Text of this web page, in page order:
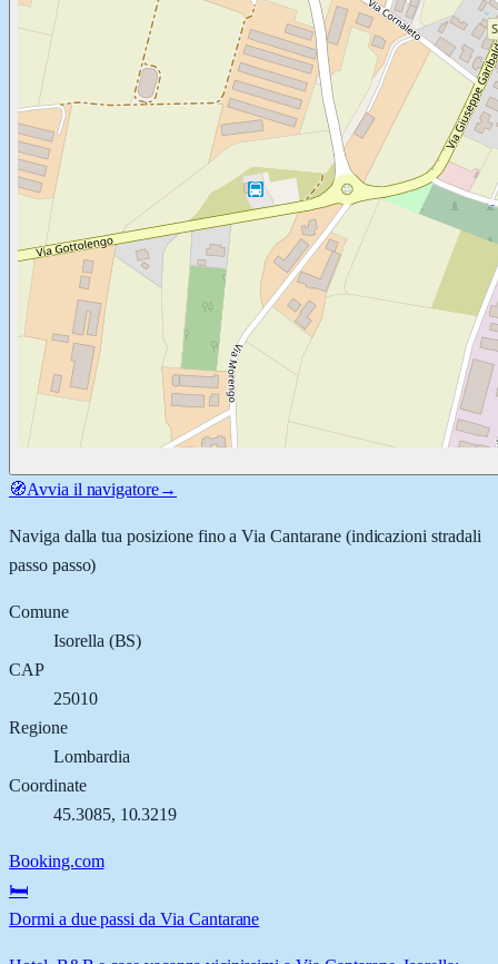
🧭Avvia il navigatore→
Naviga dalla tua posizione fino aVia Cantarane(indicazioni stradali
passo passo)
Comune
Isorella (BS)
CAP
25010
Regione
Lombardia
Coordinate
45.3085, 10.3219
Booking.com
🛏️
Dormi a due passi da Via Cantarane